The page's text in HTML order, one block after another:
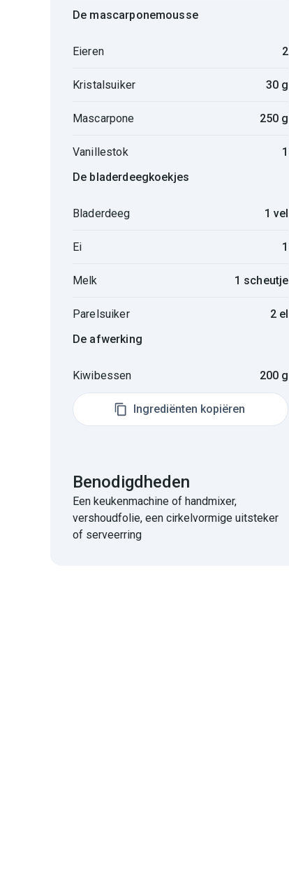
De mascarponemousse
Eieren 2
Kristalsuiker 30 g
Mascarpone 250 g
Vanillestok
1
De bladerdeegkoekjes
Bladerdeeg 1 vel
Ei 1
Melk 1 scheutje
Parelsuiker
2 el
De afwerking
Kiwibessen 200 g
Ingrediënten kopiëren
Benodigdheden
Een keukenmachine of handmixer,
vershoudfolie, een cirkelvormige uitsteker
of serveerring